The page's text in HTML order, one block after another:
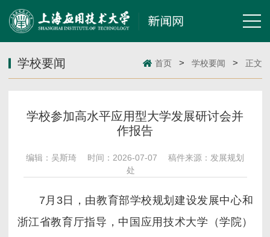
学校要闻 首页> 学校要闻 > 正文
学校参加高水平应用型大学发展研讨会并
作报告
编辑：吴斯琦 时间：2026-07-07
稿件来源：发展规划
处
7月3日，由教育部学校规划建设发展中心和
浙江省教育厅指导，中国应用技术大学（学院）